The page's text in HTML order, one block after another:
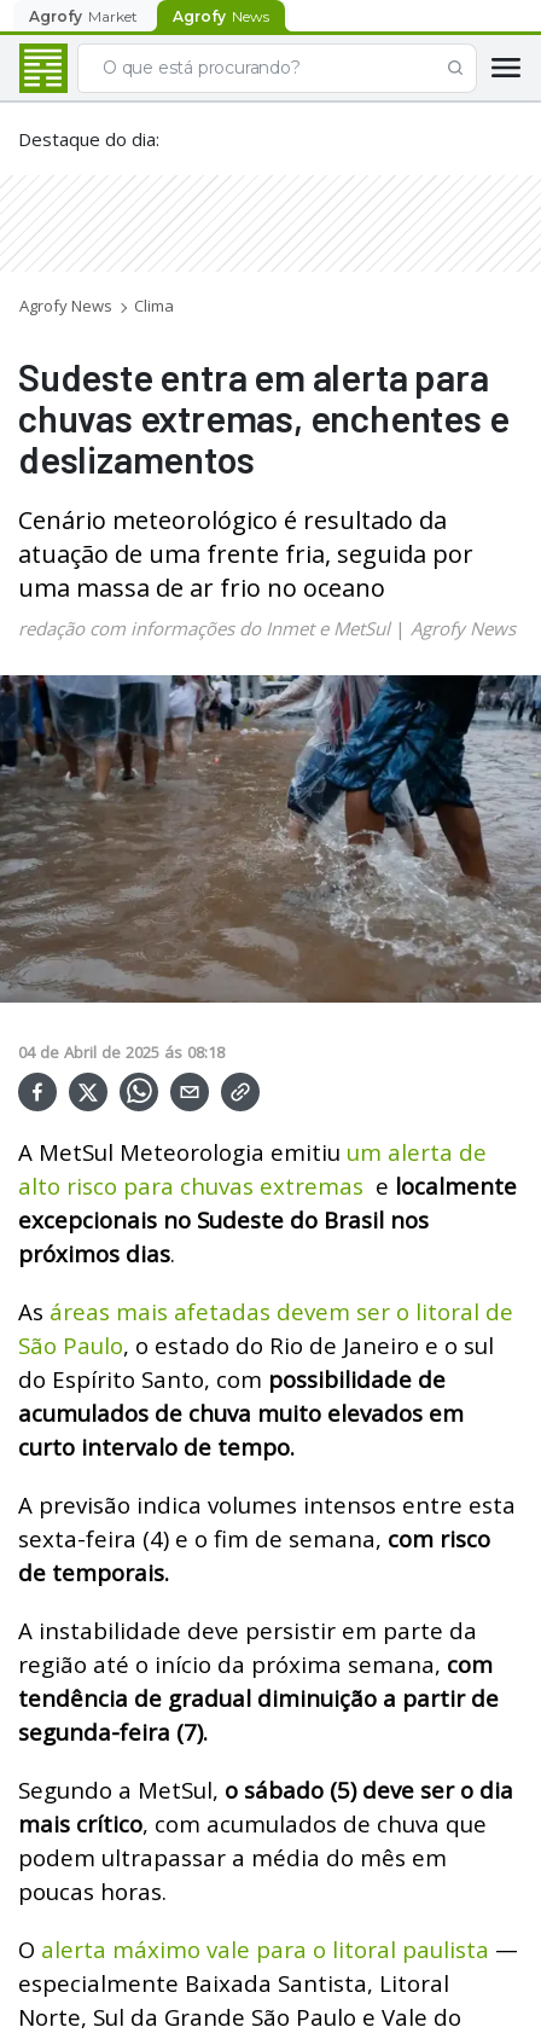
Agrofy Market Agrofy News
Destaque do dia:
Agrofy News Clima
Sudeste entra em alerta para
chuvas extremas, enchentes e
deslizamentos
Cenário meteorológico é resultado da
atuação de uma frente fria, seguida por
uma massa de ar frio no oceano
redação com informações do Inmet e MetSul| Agrofy News
04 de Abril de 2025 ás 08:18
A MetSul Meteorologia emitiu um alerta de
alto risco para chuvas extremas e localmente
excepcionais no Sudeste do Brasil nos
próximos dias.
As áreas mais afetadas devem ser o litoral de
São Paulo, o estado do Rio de Janeiro e o sul
do Espírito Santo, com possibilidade de
acumulados de chuva muito elevados em
curto intervalo de tempo.
A previsão indica volumes intensos entre esta
sexta-feira (4) e o fim de semana, com risco
de temporais.
A instabilidade deve persistir em parte da
região até o início da próxima semana, com
tendência de gradual diminuição a partir de
segunda-feira (7).
Segundo a MetSul, o sábado (5) deve ser o dia
mais crítico, com acumulados de chuva que
podem ultrapassar a média do mês em
poucas horas.
O alerta máximo vale para o litoral paulista —
especialmente Baixada Santista, Litoral
Norte, Sul da Grande São Paulo e Vale do